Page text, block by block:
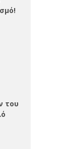
του